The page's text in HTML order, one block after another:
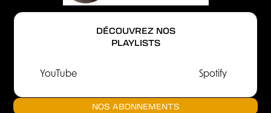
DÉCOUVREZ NOS
PLAYLISTS
YouTube Spotify
NOS ABONNEMENTS